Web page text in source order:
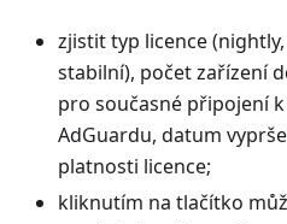
zjistit typ licence
stabilní), počet zařízení
pro současné připojení k
AdGuardu, datum
platnosti licence;
kliknutím na tlačítko